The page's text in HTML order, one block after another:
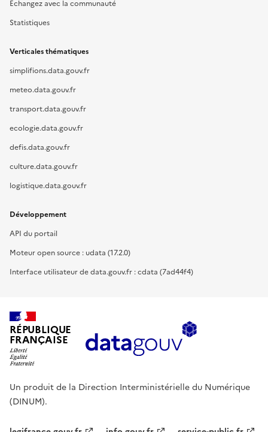
Échangez avec la communauté
Statistiques
Verticales thématiques
simplifions.data.gouv.fr
meteo.data.gouv.fr
transport.data.gouv.fr
ecologie.data.gouv.fr
defis.data.gouv.fr
culture.data.gouv.fr
logistique.data.gouv.fr
Développement
API du portail
Moteur open source : udata (17.2.0)
Interface utilisateur de data.gouv.fr : cdata (7ad44f4)
RÉPUBLIQUE
FRANÇAISE
Un produit de la Direction Interministérielle du Numérique
(DINUM).